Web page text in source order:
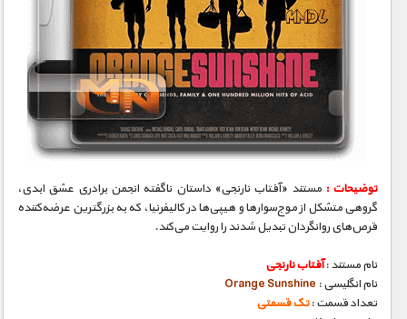
ماورایی
مسابقات / ورزشی
مستند های اختصاصی
توضیحات :مستند «آفتاب نارنجی» داستان ناگفته انجمن برادری عشق ابدی،
گروهی متشکل از موج‌سوارها و هیپی‌ها در کالیفرنیا، که به بزرگترین عرضه‌کننده
قرص‌های روانگردان تبدیل شدند را روایت می‌کند.
نام مستند :آفتاب نارنجی
نام انگلیسی : Orange Sunshine
تعداد قسمت :تک قسمتی